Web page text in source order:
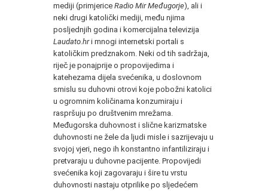
mediji (primjerice Radio Mir Međugorje), ali i
neki drugi katolički mediji, među njima
posljednjih godina i komercijalna televizija
Laudato.hri mnogi internetski portali s
katoličkim predznakom. Neki od tih sadržaja,
riječ je ponajprije o propovijedima i
katehezama dijela svećenika, u doslovnom
smislu su duhovni otrovi koje pobožni katolici
u ogromnim količinama konzumiraju i
raspršuju po društvenim mrežama.
Međugorska duhovnost i slične karizmatske
duhovnosti ne žele da ljudi misle i sazrijevaju u
svojoj vjeri, nego ih konstantno infantiliziraju i
pretvaraju u duhovne pacijente. Propovijedi
svećenika koji zagovaraju i šire tu vrstu
duhovnosti nastaju otprilike po sljedećem